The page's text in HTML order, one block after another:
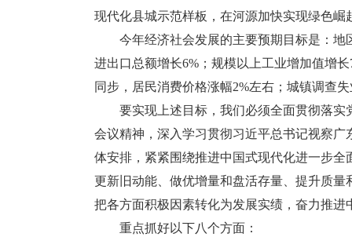
现代化县城示范样板，在河源加快实现绿色
今年经济社会发展的主要预期目标是：地
进出口总额增长6%；规模以上工业增加值增
同步，居民消费价格涨幅2%左右；城镇调查
要实现上述目标，我们必须全面贯彻落实
会议精神，深入学习贯彻习近平总书记视察广
体安排，紧紧围绕推进中国式现代化进一步
更新旧动能、做优增量和盘活存量、提升质
把各方面积极因素转化为发展实绩，奋力推进
重点抓好以下八个方面：